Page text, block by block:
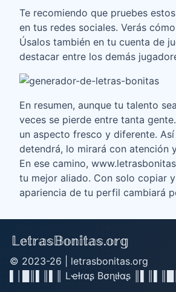
Te recomiendo que pruebes
en tus redes sociales. Verás
Úsalos también en tu cuenta de
destacar entre los demás
En resumen, aunque tu talento
veces se pierde entre tanta
un aspecto fresco y diferente.
detendrá, lo mirará con atención
En ese camino,
tu mejor aliado. Con solo copiar
apariencia de tu perfil cambiará
© 2023-26 | letrasbonitas.org
▌│█║▌║▌║ Lҽƚɾαʂ Bσɳιƚαʂ